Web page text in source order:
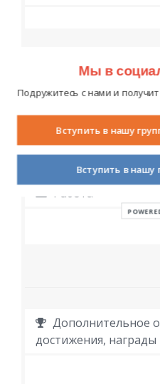
Работа
Дополнительное
достижения, награды
Мы в
Подружитесь с нами и
Вступить в нашу
Вступить в нашу